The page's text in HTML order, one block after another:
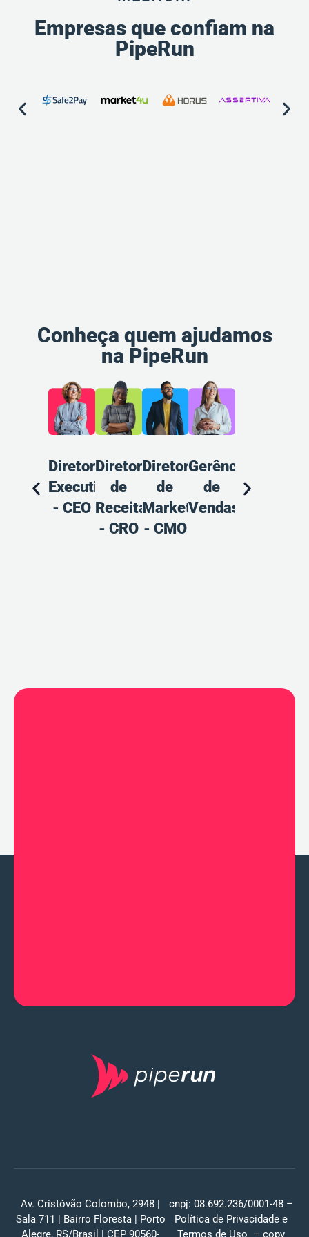
Empresas que confiam na
PipeRun
Conheça quem ajudamos
na PipeRun
Diretoria
Executiva
- CEO
Diretoria
de
Receitas
- CRO
Diretoria
de
Marketing
- CMO
Gerência
de
Vendas
de
Av. Cristóvão Colombo, 2948 |
Sala 711 | Bairro Floresta | Porto
Alegre, RS/Brasil | CEP 90560-
cnpj: 08.692.236/0001-48 –
Política de Privacidade e
Termos de Uso – copy